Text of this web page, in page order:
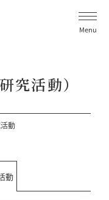
Menu
究活動）
動
動